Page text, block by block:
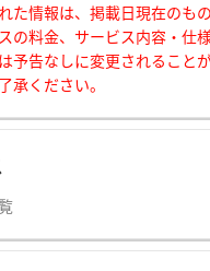
た情報は、掲載日現在のもの
の料金、サービス内容・仕
予告なしに変更されること
承ください。